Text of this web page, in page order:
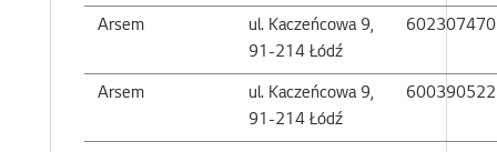
Arsem
ul. Kaczeńcowa 9,
91-214 Łódź
602307470
Arsem
ul. Kaczeńcowa 9,
91-214 Łódź
600390522